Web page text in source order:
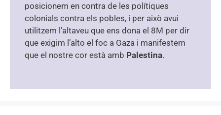
posicionem en contra de les polítiques
colonials contra els pobles, i per això avui
utilitzem l’altaveu que ens dona el 8M per dir
que exigim l’alto el foc a Gaza i manifestem
que el nostre cor està amb Palestina.